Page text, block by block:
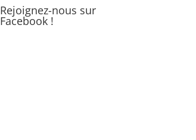
Rejoignez-nous sur
Facebook !